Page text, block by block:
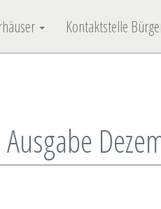
Kontaktstelle